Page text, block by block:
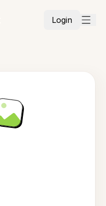
Login